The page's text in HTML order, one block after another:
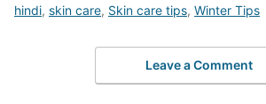
hindi, skin care, Skin care tips, Winter Tips
Leave a Comment